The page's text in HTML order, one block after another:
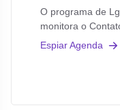
O programa de
monitora o
Espiar Agenda